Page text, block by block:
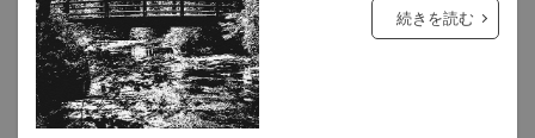
続きを読む